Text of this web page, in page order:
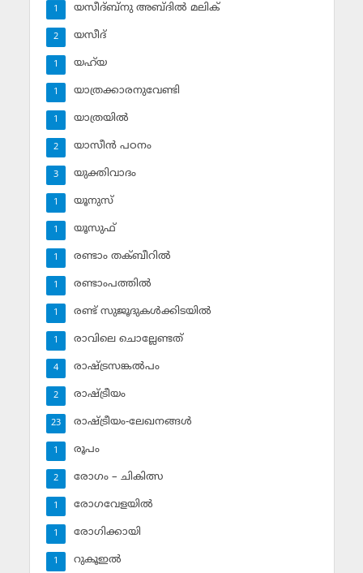
യസീദ്ബ്‌നു അബ്ദില്‍ മലിക്‌
1
യസീദ്‌
2
യഹ്‌യ
1
യാത്രക്കാരനുവേണ്ടി
1
യാത്രയില്‍
1
യാസീന്‍ പഠനം
2
യുക്തിവാദം
3
യൂനുസ്‌
1
യൂസുഫ്‌
1
രണ്ടാം തക്ബീറില്‍
1
രണ്ടാംപത്തില്‍
1
രണ്ട് സുജൂദുകള്‍ക്കിടയില്‍
1
രാവിലെ ചൊല്ലേണ്ടത്
1
രാഷ്ട്രസങ്കല്‍പം
4
രാഷ്ട്രീയം
2
രാഷ്ട്രീയം-ലേഖനങ്ങള്‍
23
രൂപം
1
രോഗം – ചികിത്സ
2
രോഗവേളയില്‍
1
രോഗിക്കായി
1
റുകൂഇല്‍
1